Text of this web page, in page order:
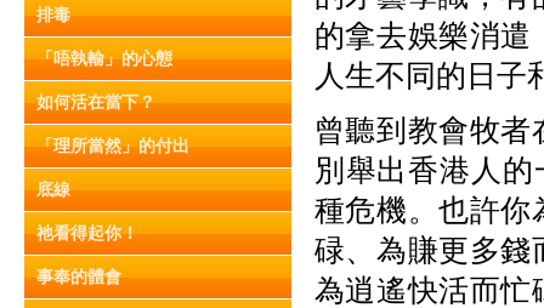
排毒
「唔執輸」的心態
如何活在當下？
「理所當然」的付出
底線
祂看得起你！
事奉的體會
的拿去娛樂消
人生不同的日子
曾聽到教會牧
別舉出香港人
種危機。也許你
碌、為賺更多錢
為逍遙快活而忙